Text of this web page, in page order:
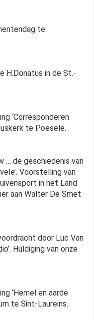
te
H.Donatus in de St.-
‘Corresponderen
te Poesele.
… de geschiedenis van
Voorstelling van
in het Land
aan Walter De Smet
door Luc Van
Huldiging van onze
‘Hemel en aarde
te Sint-Laureins.